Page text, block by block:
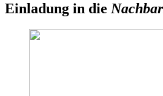
Einladung in dieNach­bar­